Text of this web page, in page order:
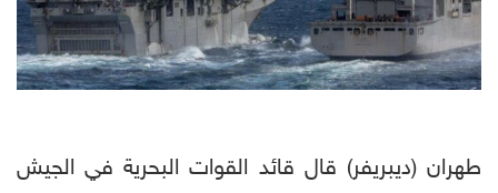
طهران (ديبريفر) قال قائد القوات البحرية في الجيش